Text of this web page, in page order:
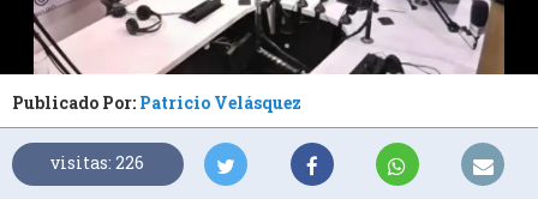
Publicado Por: Patricio Velásquez
visitas: 226